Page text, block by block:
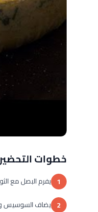
خطوات
1 يفرم البصل مع
2 يضاف السوسيس